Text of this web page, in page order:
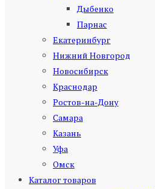
Дыбенко
Парнас
Екатеринбург
Нижний Новгород
Новосибирск
Краснодар
Ростов-на-Дону
Самара
Казань
Уфа
Омск
Каталог товаров